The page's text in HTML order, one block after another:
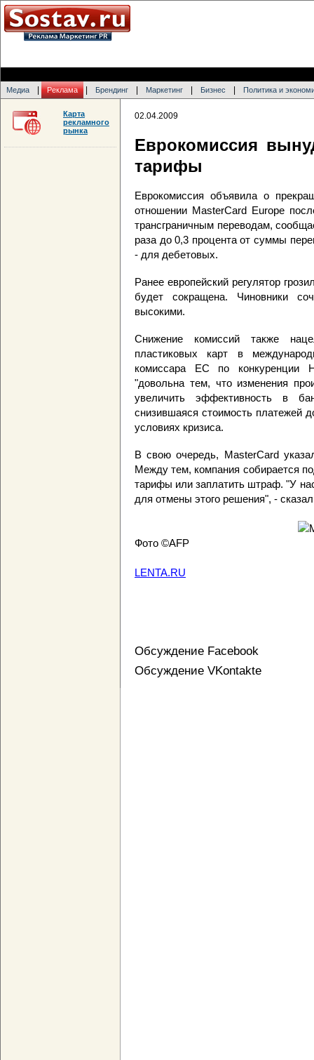
Медиа Реклама Брендинг Маркетинг Бизнес Политика и
02.04.2009
Еврокомиссия
тарифы
Еврокомиссия объявила о
отношении MasterCard Europe
трансграничным переводам,
раза до 0,3 процента от суммы
- для дебетовых.
Ранее европейский регулятор
будет сокращена. Чиновники
высокими.
Снижение комиссий также
пластиковых карт в
комиссара ЕС по конкуренции
"довольна тем, что изменения
увеличить эффективность в
снизившаяся стоимость платежей
условиях кризиса.
В свою очередь, MasterCard
Между тем, компания собирается
тарифы или заплатить штраф. "У
для отмены этого решения", -
Фото ©AFP
LENTA.RU
Обсуждение Facebook
Обсуждение VKontakte
Карта
рекламного
рынка